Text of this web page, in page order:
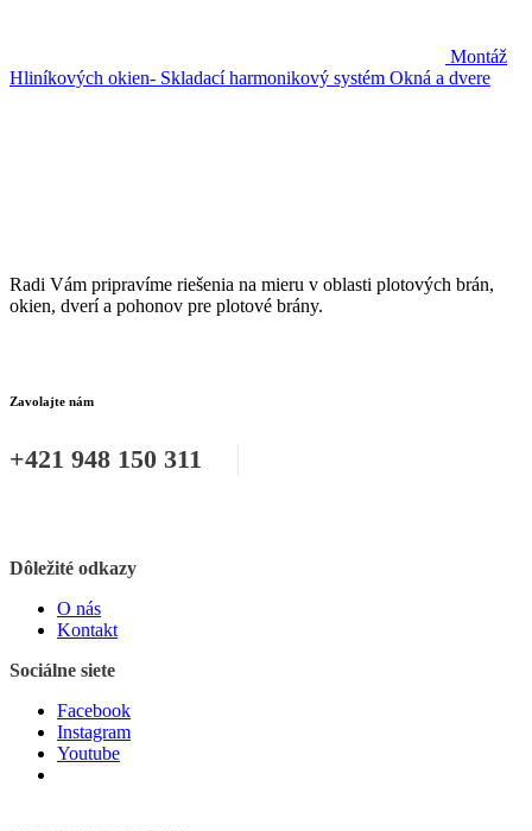
Montáž
Hliníkových okien- Skladací harmonikový systém Okná a dvere
Radi Vám pripravíme riešenia na mieru v oblasti plotových brán,
okien, dverí a pohonov pre plotové brány.
Zavolajte nám
+421 948 150 311
Dôležité odkazy
O nás
Kontakt
Sociálne siete
Facebook
Instagram
Youtube